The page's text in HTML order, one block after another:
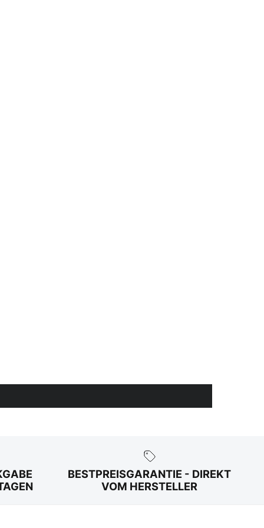
BESTPREISGARANTIE - DIREKT
VOM HERSTELLER